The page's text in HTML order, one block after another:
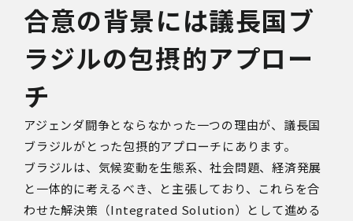
合意の背景には議長国ブ
ラジルの包摂的アプロー
チ
アジェンダ闘争とならなかった一つの理由が、議長国
ブラジルがとった包摂的アプローチにあります。
ブラジルは、気候変動を生態系、社会問題、経済発展
と一体的に考えるべき、と主張しており、これらを合
わせた解決策（Integrated Solution）として進める